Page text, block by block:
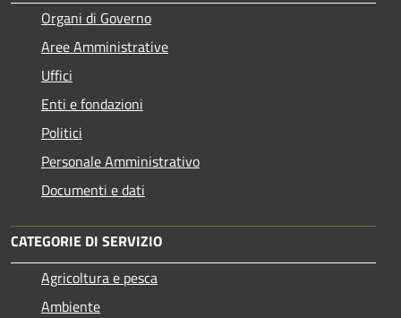
Organi di Governo
Aree Amministrative
Uffici
Enti e fondazioni
Politici
Personale Amministrativo
Documenti e dati
CATEGORIE DI SERVIZIO
Agricoltura e pesca
Ambiente